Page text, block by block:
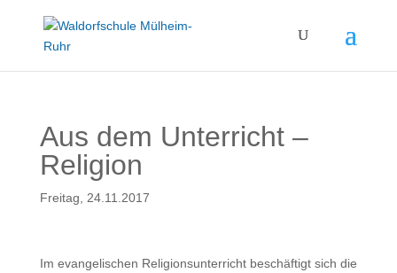
Aus dem Unterricht –
Religion
Freitag, 24.11.2017
Im evangelischen Religionsunterricht beschäftigt sich die